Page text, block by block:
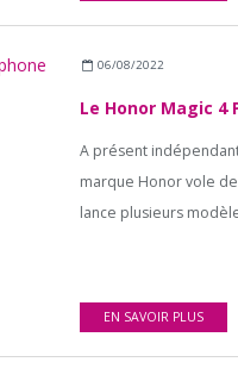
06/08/2022
A présent
marque Honor vole
lance plusieurs
EN SAVOIR PLUS